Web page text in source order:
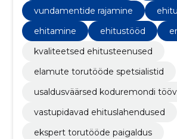
vundamentide rajamine
ehitamine
ehitustööd
kvaliteetsed ehitusteenused
elamute torutööde spetsialistid
usaldusväärsed koduremondi
vastupidavad ehituslahendused
ekspert torutööde paigaldus